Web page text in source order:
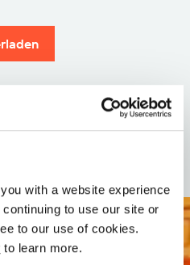
with a website experience
to use our site or
to our use of cookies.
to learn more.